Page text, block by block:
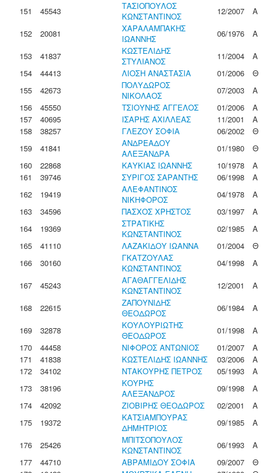
151
45543
ΤΑΣΙΟΠΟΥΛΟΣ
ΚΩΝΣΤΑΝΤΙΝΟΣ
12/2007
Α
152
20081
ΧΑΡΑΛΑΜΠΑΚΗΣ
ΙΩΑΝΝΗΣ
06/1976
Α
153
41837
ΚΩΣΤΕΛΙΔΗΣ
ΣΤΥΛΙΑΝΟΣ
11/2004
Α
154
44413 ΛΙΟΣΗ ΑΝΑΣΤΑΣΙΑ 01/2006
Θ
155
42673
ΠΟΛΥΔΩΡΟΣ
ΝΙΚΟΛΑΟΣ
07/2003
Α
156
45550 ΤΣΙΟΥΝΗΣ ΑΓΓΕΛΟΣ 01/2006
Α
157
40695 ΙΣΑΡΗΣ ΑΧΙΛΛΕΑΣ 11/2001
Α
158
38257 ΓΛΕΖΟΥ ΣΟΦΙΑ 06/2002
Θ
159
41841
ΑΝΔΡΕΑΔΟΥ
ΑΛΕΞΑΝΔΡΑ
01/1980
Θ
160
22868 ΚΑΥΚΙΑΣ ΙΩΑΝΝΗΣ 10/1978
Α
161
39746 ΣΥΡΙΓΟΣ ΣΑΡΑΝΤΗΣ 06/1998
Α
162
19419
ΑΛΕΦΑΝΤΙΝΟΣ
ΝΙΚΗΦΟΡΟΣ
04/1978
Α
163
34596 ΠΑΣΧΟΣ ΧΡΗΣΤΟΣ 03/1997
Α
164
19369
ΣΤΡΑΤΙΚΗΣ
ΚΩΝΣΤΑΝΤΙΝΟΣ
02/1985
Α
165
41110 ΛΑΖΑΚΙΔΟΥ ΙΩΑΝΝΑ 01/2004
Θ
166
30160
ΓΚΑΤΖΟΥΛΑΣ
ΚΩΝΣΤΑΝΤΙΝΟΣ
04/1998
Α
167
45243
ΑΓΑΘΑΓΓΕΛΙΔΗΣ
ΚΩΝΣΤΑΝΤΙΝΟΣ
12/2001
Α
168
22615
ΖΑΠΟΥΝΙΔΗΣ
ΘΕΟΔΩΡΟΣ
06/1984
Α
169
32878
ΚΟΥΛΟΥΡΙΩΤΗΣ
ΘΕΟΔΩΡΟΣ
01/1998
Α
170
44458 ΝΙΦΟΡΟΣ ΑΝΤΩΝΙΟΣ 01/2007
Α
171
41838 ΚΩΣΤΕΛΙΔΗΣ ΙΩΑΝΝΗΣ 03/2006
Α
172
34102 ΝΤΑΚΟΥΡΗΣ ΠΕΤΡΟΣ 05/1993
Α
173
38196
ΚΟΥΡΗΣ
ΑΛΕΞΑΝΔΡΟΣ
09/1998
Α
174
42092 ΖΙΟΒΙΡΗΣ ΘΕΟΔΩΡΟΣ 02/2001
Α
175
19372
ΚΑΤΣΙΑΜΠΟΥΡΑΣ
ΔΗΜΗΤΡΙΟΣ
09/1985
Α
176
25426
ΜΠΙΤΣΟΠΟΥΛΟΣ
ΚΩΝΣΤΑΝΤΙΝΟΣ
06/1993
Α
177
44710 ΑΒΡΑΜΙΔΟΥ ΣΟΦΙΑ 09/2007
Θ